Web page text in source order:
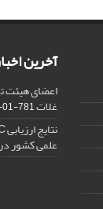
آخرین
اعضای هیئت
غلات781-01-0-84
علمی کشور در